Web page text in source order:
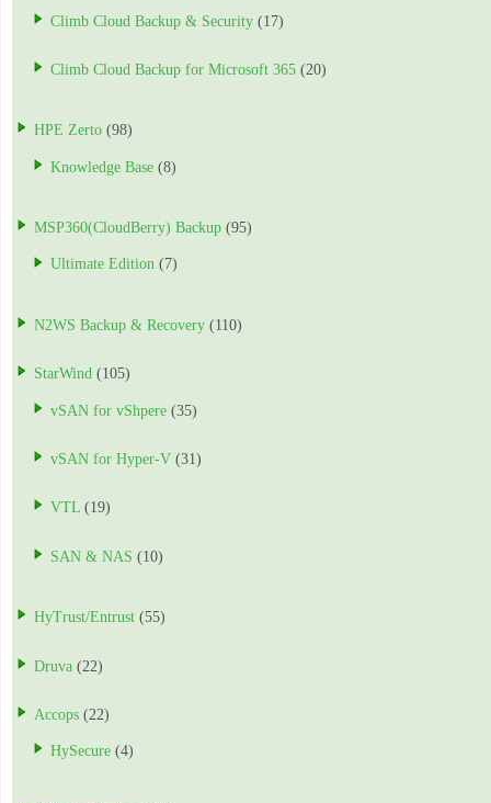
Climb Cloud Backup & Security (17)
Climb Cloud Backup for Microsoft 365 (20)
HPE Zerto (98)
Knowledge Base (8)
MSP360(CloudBerry) Backup (95)
Ultimate Edition (7)
N2WS Backup & Recovery (110)
StarWind (105)
vSAN for vShpere (35)
vSAN for Hyper-V (31)
VTL (19)
SAN & NAS (10)
HyTrust/Entrust (55)
Druva (22)
Accops (22)
HySecure (4)